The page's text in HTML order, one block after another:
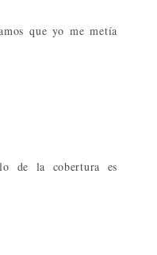
que yo me metía
de la cobertura es